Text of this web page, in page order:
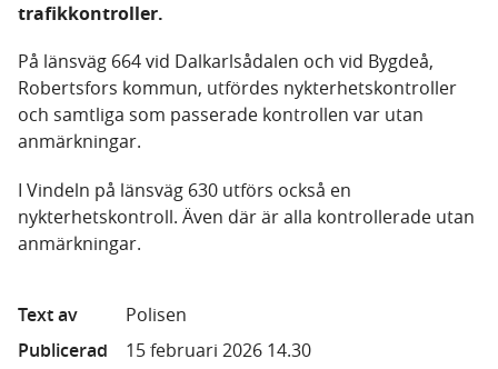
trafikkontroller.
På länsväg 664 vid Dalkarlsådalen och vid Bygdeå,
Robertsfors kommun, utfördes nykterhetskontroller
och samtliga som passerade kontrollen var utan
anmärkningar.
I Vindeln på länsväg 630 utförs också en
nykterhetskontroll. Även där är alla kontrollerade utan
anmärkningar.
Text av
Polisen
Publicerad
15 februari 2026 14.30